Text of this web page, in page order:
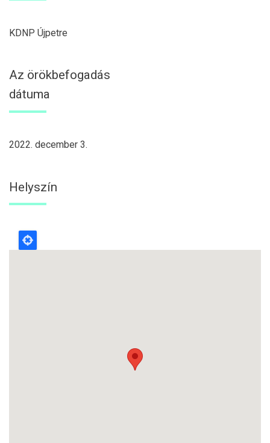
KDNP Újpetre
Az örökbefogadás
dátuma
2022. december 3.
Helyszín